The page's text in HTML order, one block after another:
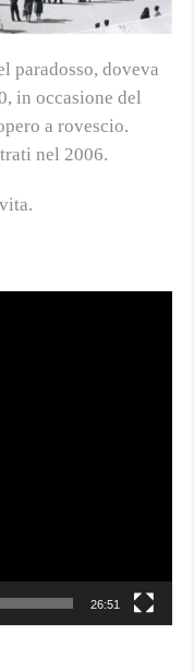
paradosso, doveva
in occasione del
a rovescio.
nel 2006.
26:51